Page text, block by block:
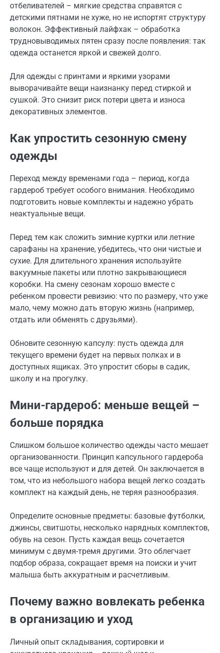
отбеливателей – мягкие средства справятся с
детскими пятнами не хуже, но не испортят структуру
волокон. Эффективный лайфхак – обработка
трудновыводимых пятен сразу после появления: так
одежда останется яркой и свежей долго.
Для одежды с принтами и яркими узорами
выворачивайте вещи наизнанку перед стиркой и
сушкой. Это снизит риск потери цвета и износа
декоративных элементов.
Как упростить сезонную смену
одежды
Переход между временами года – период, когда
гардероб требует особого внимания. Необходимо
подготовить новые комплекты и надежно убрать
неактуальные вещи.
Перед тем как сложить зимние куртки или летние
сарафаны на хранение, убедитесь, что они чистые и
сухие. Для длительного хранения используйте
вакуумные пакеты или плотно закрывающиеся
коробки. На смену сезонам хорошо вместе с
ребенком провести ревизию: что по размеру, что уже
мало, чему можно дать вторую жизнь (например,
отдать или обменять с друзьями).
Обновите сезонную капсулу: пусть одежда для
текущего времени будет на первых полках и в
доступных ящиках. Это упростит сборы в садик,
школу и на прогулку.
Мини-гардероб: меньше вещей –
больше порядка
Слишком большое количество одежды часто мешает
организованности. Принцип капсульного гардероба
все чаще используют и для детей. Он заключается в
том, что из небольшого набора вещей легко создать
комплект на каждый день, не теряя разнообразия.
Определите основные предметы: базовые футболки,
джинсы, свитшоты, несколько нарядных комплектов,
обувь на сезон. Пусть каждая вещь сочетается
минимум с двумя-тремя другими. Это облегчает
подбор образа, сокращает время на поиски и учит
малыша быть аккуратным и расчетливым.
Почему важно вовлекать ребенка
в организацию и уход
Личный опыт складывания, сортировки и